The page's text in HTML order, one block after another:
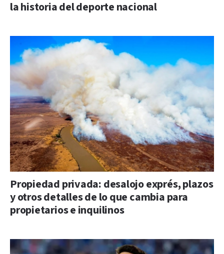
la historia del deporte nacional
Propiedad privada: desalojo exprés, plazos
y otros detalles de lo que cambia para
propietarios e inquilinos